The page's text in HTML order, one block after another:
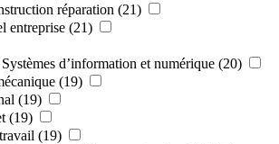
réparation (21)
entreprise (21)
d’information et numérique (20)
(19)
(19)
(19)
(19)